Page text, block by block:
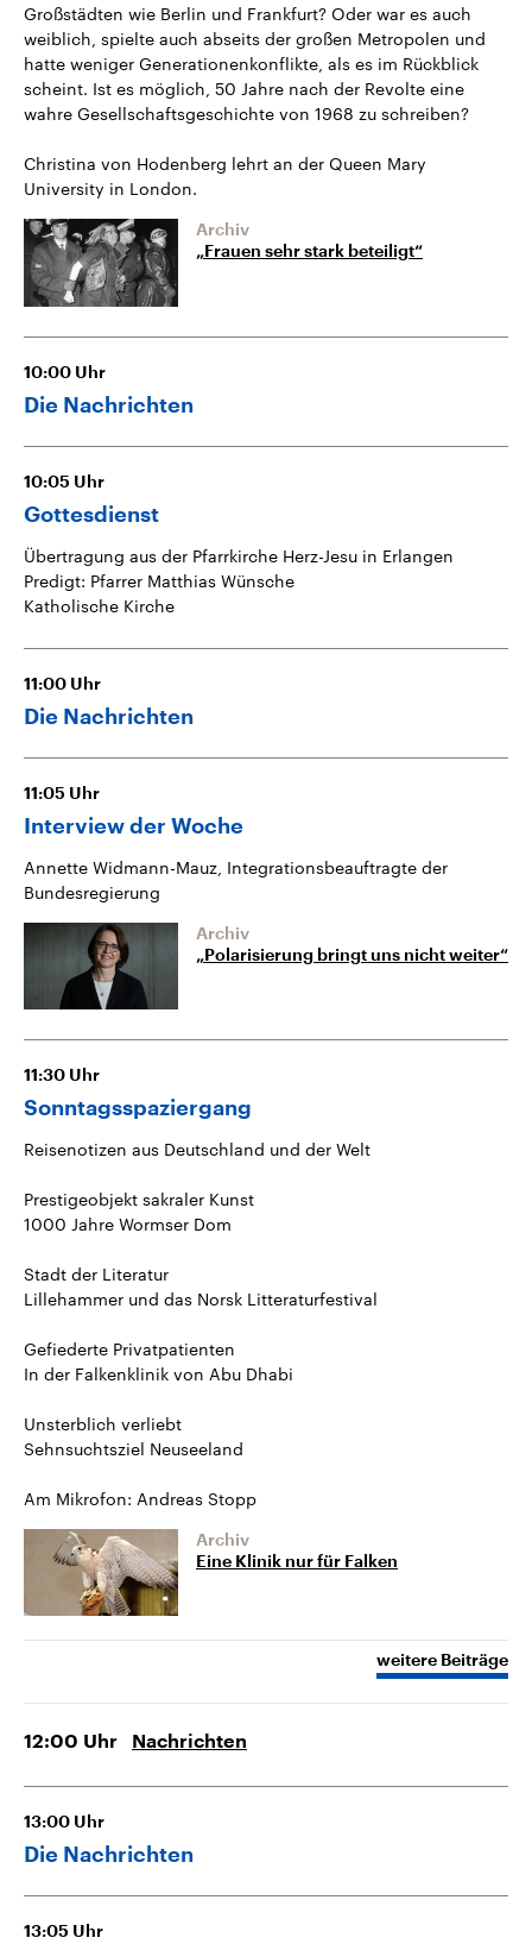
Großstädten wie Berlin und Frankfurt? Oder war es auch
weiblich, spielte auch abseits der großen Metropolen und
hatte weniger Generationenkonflikte, als es im Rückblick
scheint. Ist es möglich, 50 Jahre nach der Revolte eine
wahre Gesellschaftsgeschichte von 1968 zu schreiben?
Christina von Hodenberg lehrt an der Queen Mary
University in London.
Archiv
„Frauen sehr stark beteiligt“
10:00 Uhr
Die Nachrichten
10:05 Uhr
Gottesdienst
Übertragung aus der Pfarrkirche Herz-Jesu in Erlangen
Predigt: Pfarrer Matthias Wünsche
Katholische Kirche
11:00 Uhr
Die Nachrichten
11:05 Uhr
Interview der Woche
Annette Widmann-Mauz, Integrationsbeauftragte der
Bundesregierung
Archiv
„Polarisierung bringt uns nicht weiter“
11:30 Uhr
Sonntagsspaziergang
Reisenotizen aus Deutschland und der Welt
Prestigeobjekt sakraler Kunst
1000 Jahre Wormser Dom
Stadt der Literatur
Lillehammer und das Norsk Litteraturfestival
Gefiederte Privatpatienten
In der Falkenklinik von Abu Dhabi
Unsterblich verliebt
Sehnsuchtsziel Neuseeland
Am Mikrofon: Andreas Stopp
Archiv
Eine Klinik nur für Falken
weitere Beiträge
12:00 Uhr Nachrichten
13:00 Uhr
Die Nachrichten
13:05 Uhr